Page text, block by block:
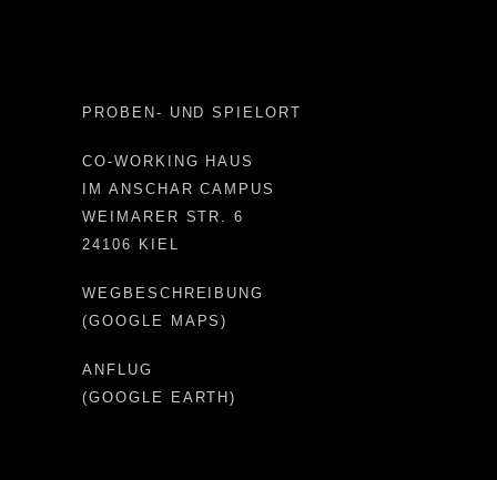
PROBEN- UND SPIELORT
CO-WORKING HAUS
IM ANSCHAR CAMPUS
WEIMARER STR. 6
24106 KIEL
WEGBESCHREIBUNG
(GOOGLE MAPS)
ANFLUG
(GOOGLE EARTH)